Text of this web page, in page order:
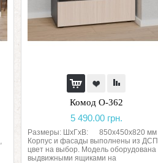
Комод О-362
5 490.00 грн.
Размеры: ШхГхВ: 850х450х820 мм
Корпус и фасады выполнены из ДСП,
цвет на выбор. Модель оборудована
выдвижными ящиками на